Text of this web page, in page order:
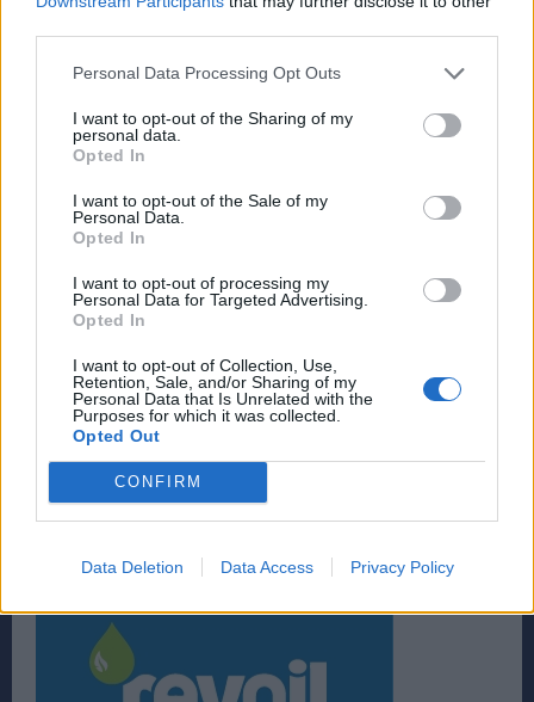
Personal Data Processing Opt Outs
I want to opt-out of the Sharing of my
personal data.
Opted In
I want to opt-out of the Sale of my
Personal Data.
Opted In
I want to opt-out of processing my
Personal Data for Targeted Advertising.
Opted In
I want to opt-out of Collection, Use,
Retention, Sale, and/or Sharing of my
Personal Data that Is Unrelated with the
Purposes for which it was collected.
Opted Out
CONFIRM
Data Deletion Data Access Privacy Policy